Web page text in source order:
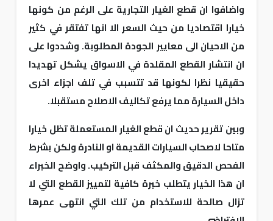
واضافوا ان قطع الغيار التجارية على الرغم من كونها
خيارا اقتصاديا من حيث السعر الا انها تفتقر في كثير
من الاحيان الى معايير الجودة المطلوبة. وشددوا على
ان انتشار القطع المقلدة في الاسواق يشكل تهديدا
حقيقيا نظرا لكونها قد تتسبب في تلف اجزاء اخرى
داخل السيارة مما يرفع تكاليف الاصلاح مستقبلا.
وبين تقرير حديث ان قطع الغيار المستعملة تظل خيارا
متاحا لاصحاب السيارات القديمة او النادرة ولكن بشرط
الفحص الدقيق والمكثف قبل التركيب. واوضح الخبراء
ان هذا الخيار يتطلب خبرة كافية لتمييز القطع التي لا
تزال صالحة للاستخدام من تلك التي انتهى عمرها